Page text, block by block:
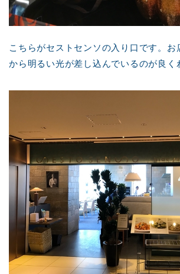
こちらがセストセンソの入り口です。お
から明るい光が差し込んでいるのが良く